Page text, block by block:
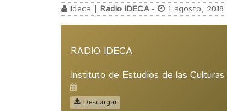
ideca | Radio IDECA- 1 agosto, 2018
RADIO IDECA
Instituto de Estudios de las Culturas
Descargar